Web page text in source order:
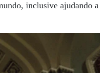
inclusive ajudando a